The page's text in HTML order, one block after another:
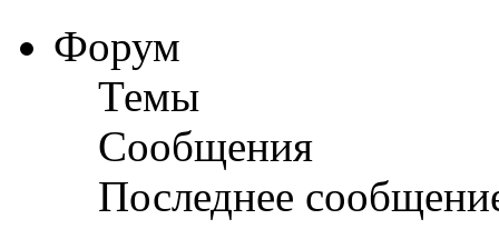
Форум
Темы
Сообщения
Последнее